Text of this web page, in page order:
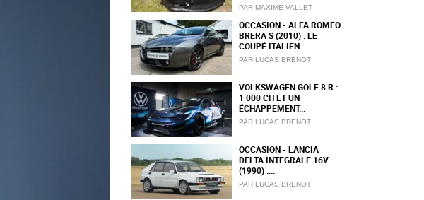
PAR MAXIME VALLET
OCCASION - ALFA ROMEO
BRERA S (2010) : LE
COUPÉ ITALIEN...
PAR LUCAS BRENOT
VOLKSWAGEN GOLF 8 R :
1 000 CH ET UN
ÉCHAPPEMENT...
PAR LUCAS BRENOT
OCCASION - LANCIA
DELTA INTEGRALE 16V
(1990) :...
PAR LUCAS BRENOT